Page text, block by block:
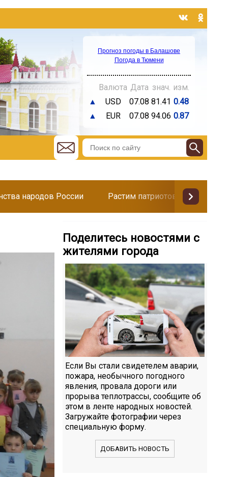
Прогноз погоды в Балашове
Погода в Тюмени
Валюта Дата знач. изм.
▲
USD 07.08 81.41 0.48
▲
EUR 07.08 94.06 0.87
народов России Растим патриотов
Поделитесь новостями с
жителями города
Если Вы стали свидетелем аварии,
пожара, необычного погодного
явления, провала дороги или
прорыва теплотрассы, сообщите об
этом в ленте народных новостей.
Загружайте фотографии через
специальную форму.
ДОБАВИТЬ НОВОСТЬ